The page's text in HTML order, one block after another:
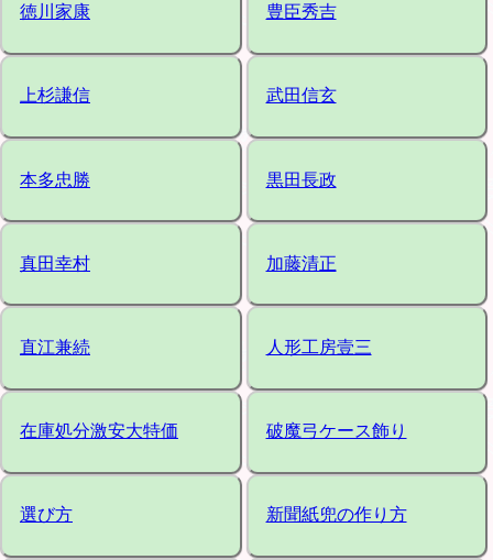
徳川家康 豊臣秀吉
上杉謙信 武田信玄
本多忠勝 黒田長政
真田幸村 加藤清正
直江兼続 人形工房壹三
在庫処分激安大特価 破魔弓ケース飾り
選び方 新聞紙兜の作り方